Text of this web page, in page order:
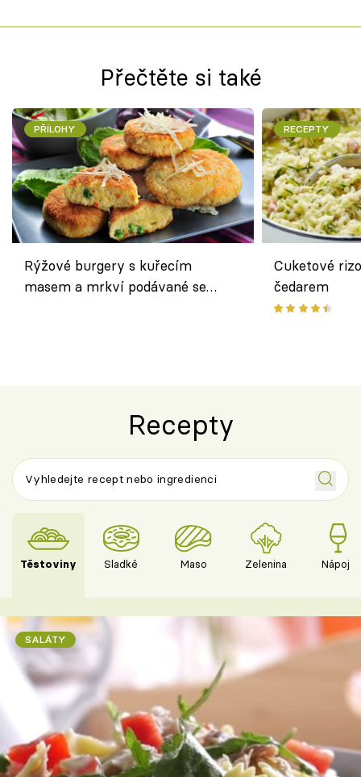
Přečtěte si také
PŘÍLOHY
Rýžové burgery s kuřecím
masem a mrkví podávané se
RECEPTY
Cuketové
čedarem
Recepty
Těstoviny Sladké Maso Zelenina Nápoje
SALÁTY